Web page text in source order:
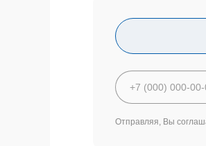
Отправляя, Вы